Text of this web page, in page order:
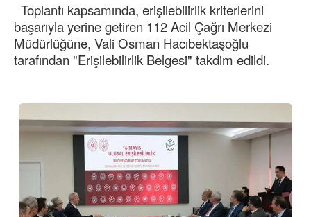
Toplantı kapsamında, erişilebilirlik kriterlerini
başarıyla yerine getiren 112 Acil Çağrı Merkezi
Müdürlüğüne, Vali Osman Hacıbektaşoğlu
tarafından "Erişilebilirlik Belgesi" takdim edildi.